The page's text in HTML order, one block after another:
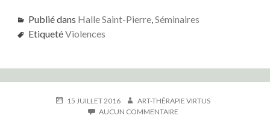
Publié dans Halle Saint-Pierre, Séminaires
EtiquetéViolences
PUBLIÉ15 JUILLET 2016 AUTEUR
ART-THÉRAPIE VIRTUS
AUCUN COMMENTAIRE